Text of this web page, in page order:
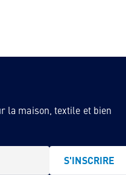
la maison, textile et bien
S'INSCRIRE